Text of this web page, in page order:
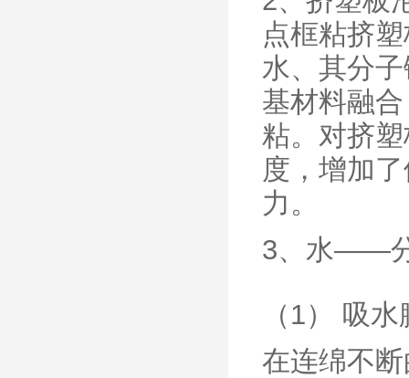
点框粘挤
水、其分
基材料融
粘。对挤
度，增加
力。
3、水——
（1） 吸
在连绵不